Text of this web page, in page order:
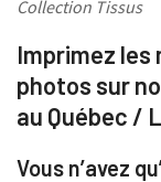
Collection Tissus
Imprimez les
photos sur
au Québec /
Vous n’avez